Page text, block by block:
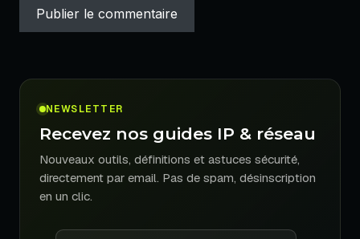
NEWSLETTER
Recevez nos guides IP & réseau
Nouveaux outils, définitions et astuces sécurité,
directement par email. Pas de spam, désinscription
en un clic.